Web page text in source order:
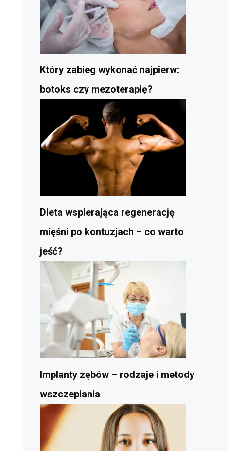
Który zabieg wykonać najpierw:
botoks czy mezoterapię?
Dieta wspierająca regenerację
mięśni po kontuzjach – co warto
jeść?
Implanty zębów – rodzaje i metody
wszczepiania